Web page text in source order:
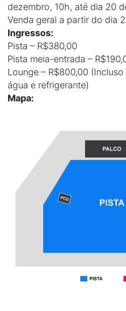
dezembro, 10h, até dia 20
Venda geral a partir do dia
Ingressos:
Pista – R$380,00
Pista meia-entrada –
Lounge – R$800,00
água e refrigerante)
Mapa: